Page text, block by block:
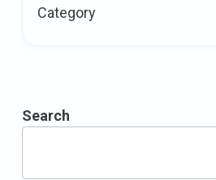
Category
Search